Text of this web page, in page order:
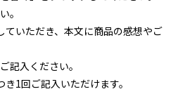
。
ていただき、本文に商品の感想やご
記入ください。
1回ご記入いただけます。